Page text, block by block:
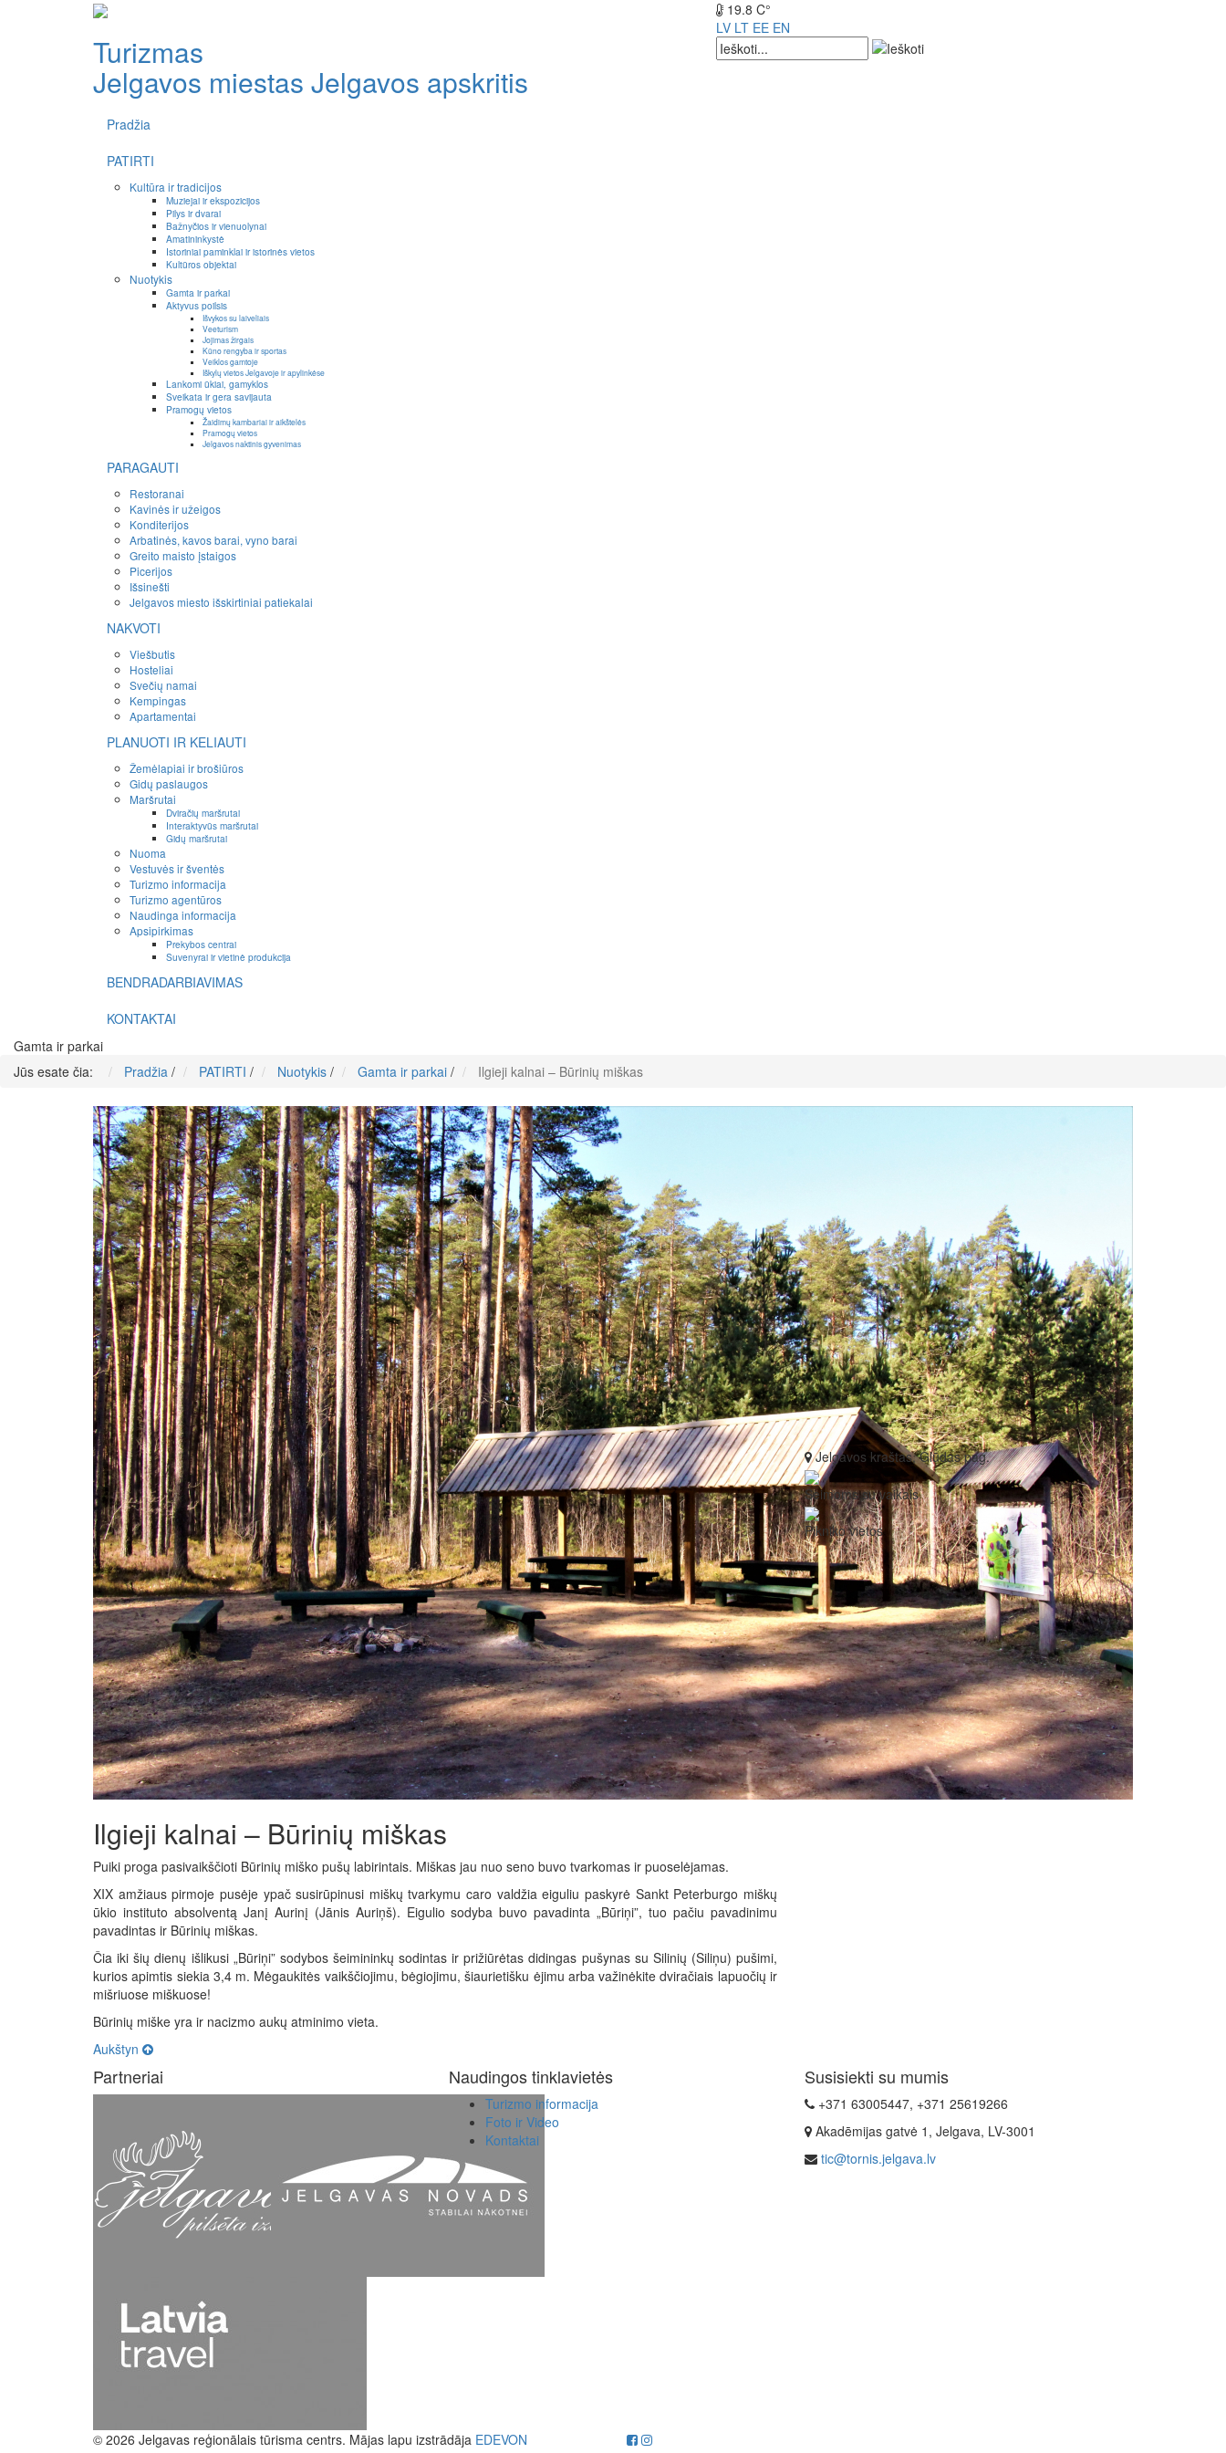
Turizmas
Jelgavos miestas Jelgavos apskritis
19.8 C°
LV LT EE EN
Pradžia
PATIRTI
Kultūra ir tradicijos
Muziejai ir ekspozicijos
Pilys ir dvarai
Bažnyčios ir vienuolynai
Amatininkystė
Istoriniai paminklai ir istorinės vietos
Kultūros objektai
Nuotykis
Gamta ir parkai
Aktyvus poilsis
Išvykos su laiveliais
Veeturism
Jojimas žirgais
Kūno rengyba ir sportas
Veiklos gamtoje
Iškylų vietos Jelgavoje ir apylinkėse
Lankomi ūkiai, gamyklos
Sveikata ir gera savijauta
Pramogų vietos
Žaidimų kambariai ir aikštelės
Pramogų vietos
Jelgavos naktinis gyvenimas
PARAGAUTI
Restoranai
Kavinės ir užeigos
Konditerijos
Arbatinės, kavos barai, vyno barai
Greito maisto įstaigos
Picerijos
Išsinešti
Jelgavos miesto išskirtiniai patiekalai
NAKVOTI
Viešbutis
Hosteliai
Svečių namai
Kempingas
Apartamentai
PLANUOTI IR KELIAUTI
Žemėlapiai ir brošiūros
Gidų paslaugos
Maršrutai
Dviračių maršrutai
Interaktyvūs maršrutai
Gidų maršrutai
Nuoma
Vestuvės ir šventės
Turizmo informacija
Turizmo agentūros
Naudinga informacija
Apsipirkimas
Prekybos centrai
Suvenyrai ir vietinė produkcija
BENDRADARBIAVIMAS
KONTAKTAI
Gamta ir parkai
Jūs esate čia:
Pradžia / PATIRTI / Nuotykis / Gamta ir parkai / Ilgieji kalnai – Būrinių miškas
Ilgieji kalnai – Būrinių miškas
Puiki proga pasivaikščioti Būrinių miško pušų labirintais. Miškas jau nuo seno buvo tvarkomas ir puoselėjamas.
XIX amžiaus pirmoje pusėje ypač susirūpinusi miškų tvarkymu caro valdžia eiguliu paskyrė Sankt Peterburgo miškų
ūkio instituto absolventą Janį Aurinį (Jānis Auriņš). Eigulio sodyba buvo pavadinta „Būriņi”, tuo pačiu pavadinimu
pavadintas ir Būrinių miškas.
Čia iki šių dienų išlikusi „Būriņi” sodybos šeimininkų sodintas ir prižiūrėtas didingas pušynas su Silinių (Siliņu) pušimi,
kurios apimtis siekia 3,4 m. Mėgaukitės vaikščiojimu, bėgiojimu, šiaurietišku ėjimu arba važinėkite dviračiais lapuočių ir
mišriuose miškuose!
Būrinių miške yra ir nacizmo aukų atminimo vieta.
Aukštyn
Jelgavos kraštas, Glūdas pag.
Šeimoms su vaikais
Pikniko vietos
Partneriai Naudingos tinklavietės
Turizmo informacija
Foto ir Video
Kontaktai
Susisiekti su mumis
+371 63005447, +371 25619266
Akadēmijas gatvė 1, Jelgava, LV-3001
tic@tornis.jelgava.lv
© 2026 Jelgavas reģionālais tūrisma centrs. Mājas lapu izstrādāja EDEVON